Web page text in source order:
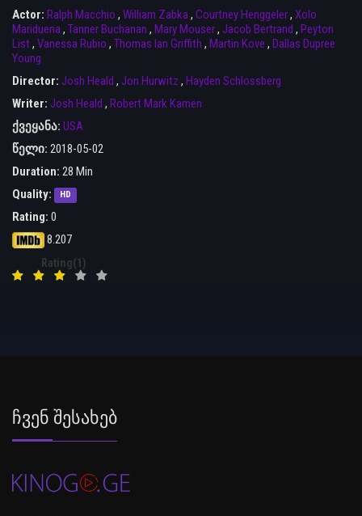
Actor: Ralph Macchio , William Zabka, Courtney Henggeler, Xolo
Mariduena, Tanner Buchanan , Mary Mouser, Jacob Bertrand , Peyton
List, Vanessa Rubio , Thomas Ian Griffith , Martin Kove , Dallas Dupree
Young
Director: Josh Heald , Jon Hurwitz , Hayden Schlossberg
Writer: Josh Heald , Robert Mark Kamen
ქვეყანა: USA
წელი: 2018-05-02
Duration: 28 Min
Quality:
HD
Rating: 0
8.207
Rating(1)
Ჩვენ Შესახებ